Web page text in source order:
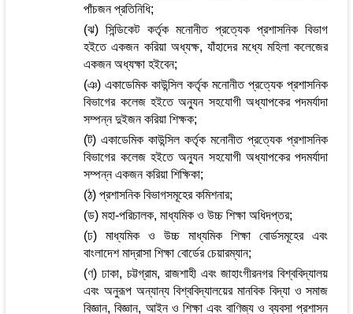
পাঁচজন প্রতিনিধি;
(ঝ) সিন্ডিকেট কর্তৃক মনোনীত প্রত্যেক প্রশাসনিক বিভাগ
হইতে একজন করিয়া অধ্যক্ষ, যাঁহাদের মধ্যে মহিলা কলেজের
একজন অধ্যক্ষা হইবেন;
(ঞ) একাডেমিক কাউন্সিল কর্তৃক মনোনীত প্রত্যেক প্রশাসনিক
বিভাগের কলেজ হইতে অন্যুন সহযোগী অধ্যাপকের পদমর্যাদা
সম্পন্ন দুইজন করিয়া শিক্ষক;
(ট) একাডেমিক কাউন্সিল কর্তৃক মনোনীত প্রত্যেক প্রশাসনিক
বিভাগের কলেজ হইতে অন্যুন সহযোগী অধ্যাপকের পদমর্যাদা
সম্পন্ন একজন করিয়া শিক্ষিকা;
(ঠ) প্রশাসনিক বিভাগসমূহের কমিশনার;
(ড) মহা-পরিচালক, মাধ্যমিক ও উচ্চ শিক্ষা অধিদপ্তর;
(ঢ) মাধ্যমিক ও উচ্চ মাধ্যমিক শিক্ষা বোর্ডসমূহের এবং
বাংলাদেশ মাদ্রাসা শিক্ষা বোর্ডের চেয়ারম্যান;
(ণ) ঢাকা, চট্টগ্রাম, রাজশাহী এবং জাহাংগীরনগর বিশ্ববিদ্যালয়
এবং অনুরূপ অন্যান্য বিশ্ববিদ্যালয়ের মানবিক বিদ্যা ও সমাজ
বিজ্ঞান, বিজ্ঞান, আইন ও শিক্ষা এবং বাণিজ্য ও ব্যবসা প্রশাসন